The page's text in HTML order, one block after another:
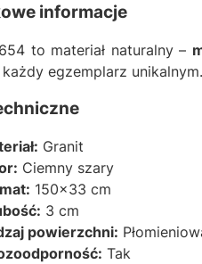
informacje
to materiał naturalny –
egzemplarz unikalnym.
Granit
Ciemny szary
150x33 cm
3 cm
powierzchni:
Tak